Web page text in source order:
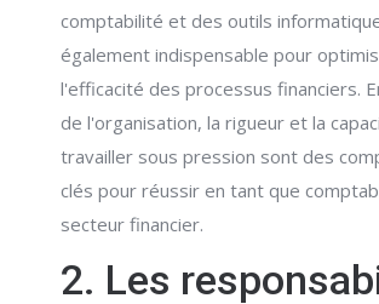
comptabilité et des outils
également indispensable pour
l'efficacité des processus financiers.
de l'organisation, la rigueur et la
travailler sous pression sont des
clés pour réussir en tant que
secteur financier.
2. Les